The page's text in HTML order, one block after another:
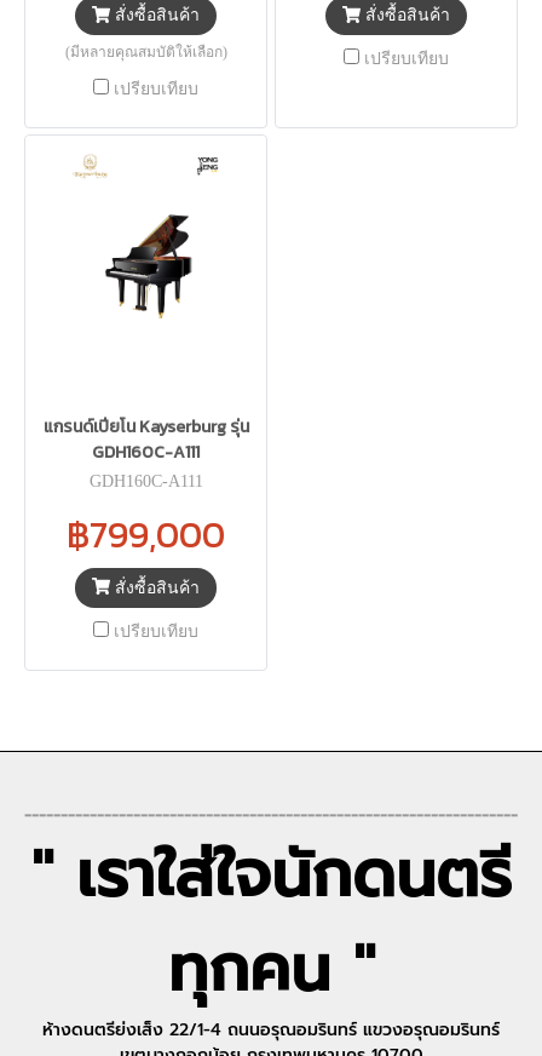
สั่งซื้อสินค้า
(มีหลายคุณสมบัติให้เลือก)
เปรียบเทียบ
สั่งซื้อสินค้า
เปรียบเทียบ
แกรนด์เปียโน Kayserburg รุ่น
GDH160C-A111
GDH160C-A111
฿799,000
สั่งซื้อสินค้า
เปรียบเทียบ
--------------------------------------------------------------------
" เราใส่ใจนักดนตรี
ทุกคน "
ห้างดนตรีย่งเส็ง 22/1-4 ถนนอรุณอมรินทร์ แขวงอรุณอมรินทร์